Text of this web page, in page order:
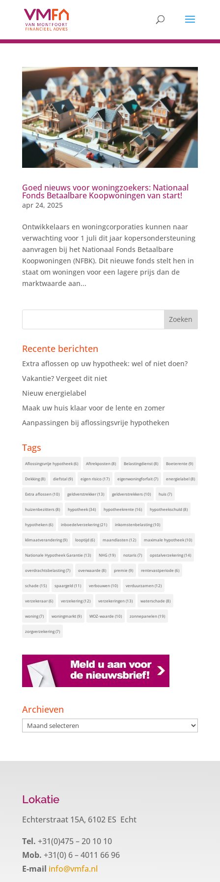
Goed nieuws voor woningzoekers: Nationaal
Fonds Betaalbare Koopwoningen van start!
apr 24, 2025
Ontwikkelaars en woningcorporaties kunnen naar
verwachting voor 1 juli dit jaar kopersondersteuning
aanvragen bij het Nationaal Fonds Betaalbare
Koopwoningen (NFBK). Dit nieuwe fonds stelt hen in
staat om woningen voor een lagere prijs dan de
marktwaarde aan...
Recente berichten
Extra aflossen op uw hypotheek: wel of niet doen?
Vakantie? Vergeet dit niet
Nieuw energielabel
Maak uw huis klaar voor de lente en zomer
Aanpassingen bij aflossingsvrije hypotheken
Tags
Aflossingsvrije hypotheek(6) Aftrekposten(8) Belastingdienst(8) Boeterente (9)
Dekking(8) diefstal(9) eigen risico(17) eigenwoningforfait(7) energielabel(8)
Extra aflossen(10) geldverstrekker(13) geldverstrekkers(10) huis(7)
huizenbezitters(8) hypotheek(34) hypotheekrente (16) hypotheekschuld(8)
hypotheken(6) inboedelverzekering(21) inkomstenbelasting(10)
klimaatverandering(9) looptijd(6) maandlasten(12) maximale hypotheek(10)
Nationale Hypotheek Garantie (13) NHG(19) notaris(7) opstalverzekering(14)
overdrachtsbelasting(7) overwaarde (8) premie (9) rentevastperiode (6)
schade (15) spaargeld(11) verbouwen(10) verduurzamen(12)
verzekeraar(6) verzekering(12) verzekeringen(13) waterschade (8)
woning(7) woningmarkt(9) WOZ-waarde (10) zonnepanelen(19)
zorgverzekering(7)
Archieven
Archieven
Lokatie
Echterstraat 15A, 6102 ES Echt
Tel. +31(0)475 – 20 10 10
Mob. +31(0) 6 – 4011 66 96
E-mail info@vmfa.nl